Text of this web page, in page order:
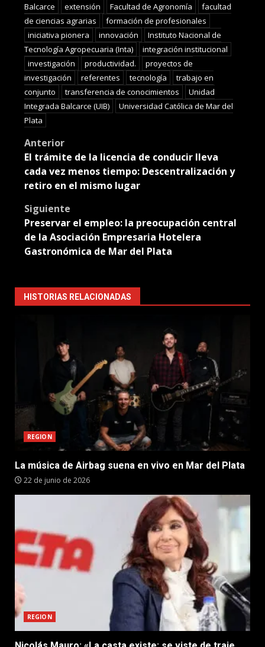
Balcarce
extensión Facultad de Agronomía
facultad
de ciencias agrarias
formación de profesionales
iniciativa pionera
innovación
Instituto Nacional de
Tecnología Agropecuaria (Inta)
integración institucional
investigación
productividad.
proyectos de
investigación
referentes tecnología
trabajo en
conjunto
transferencia de conocimientos
Unidad
Integrada Balcarce (UIB)
Universidad Católica de Mar del
Plata
Post
navigation
Anterior
El trámite de la licencia de conducir lleva
cada vez menos tiempo: Descentralización y
retiro en el mismo lugar
Siguiente
Preservar el empleo: la preocupación central
de la Asociación Empresaria Hotelera
Gastronómica de Mar del Plata
HISTORIAS RELACIONADAS
REGION
La música de Airbag suena en vivo en Mar del Plata
22 de junio de 2026
REGION